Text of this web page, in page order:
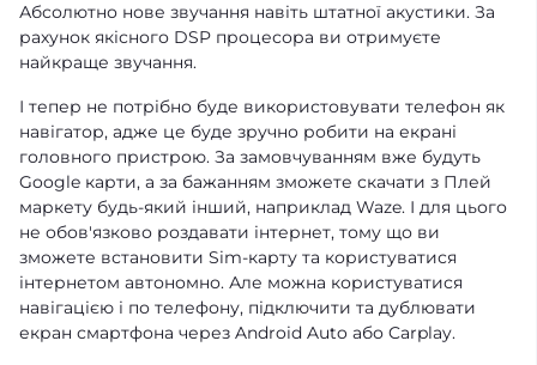
Абсолютно нове звучання навіть штатної акустики. За
рахунок якісного DSP процесора ви отримуєте
найкраще звучання.
І тепер не потрібно буде використовувати телефон як
навігатор, адже це буде зручно робити на екрані
головного пристрою. За замовчуванням вже будуть
Google карти, а за бажанням зможете скачати з Плей
маркету будь-який інший, наприклад Waze. І для цього
не обов'язково роздавати інтернет, тому що ви
зможете встановити Sim-карту та користуватися
інтернетом автономно. Але можна користуватися
навігацією і по телефону, підключити та дублювати
екран смартфона через Android Auto або Carplay.